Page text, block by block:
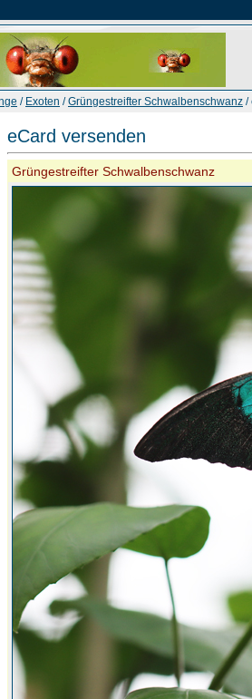
/ Exoten /Grüngestreifter Schwalbenschwanz /
eCard versenden
Grüngestreifter Schwalbenschwanz